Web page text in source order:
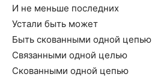
И не меньше последних
Устали быть может
Быть скованными одной цепью
Связанными одной целью
Скованными одной цепью